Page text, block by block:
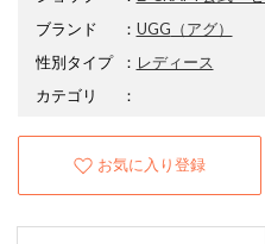
ブランド
： UGG （アグ）
性別タイプ
： レディース
カテゴリ
：
お気に入り登録